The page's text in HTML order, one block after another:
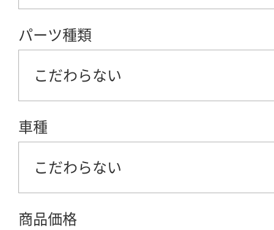
パーツ種類
こだわらない
車種
こだわらない
商品価格